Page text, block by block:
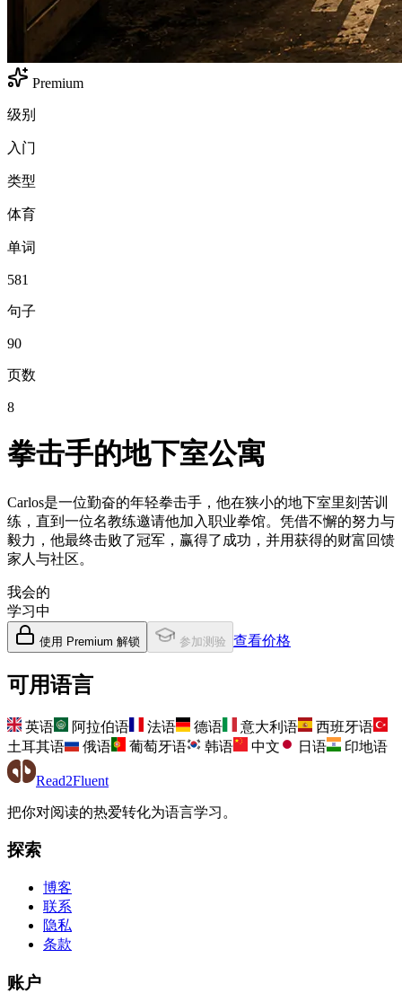
Premium
级别
入门
类型
体育
单词
581
句子
90
页数
8
拳击手的地下室公寓
Carlos是一位勤奋的年轻拳击手，他在狭小的地下室里刻苦训
练，直到一位名教练邀请他加入职业拳馆。凭借不懈的努力与
毅力，他最终击败了冠军，赢得了成功，并用获得的财富回馈
家人与社区。
我会的
学习中
使用 Premium 解锁 参加测验 查看价格
可用语言
英语 阿拉伯语 法语 德语 意大利语
西班牙语
土耳其语
俄语 葡萄牙语 韩语 中文 日语 印地语
Read2Fluent
把你对阅读的热爱转化为语言学习。
探索
博客
联系
隐私
条款
账户